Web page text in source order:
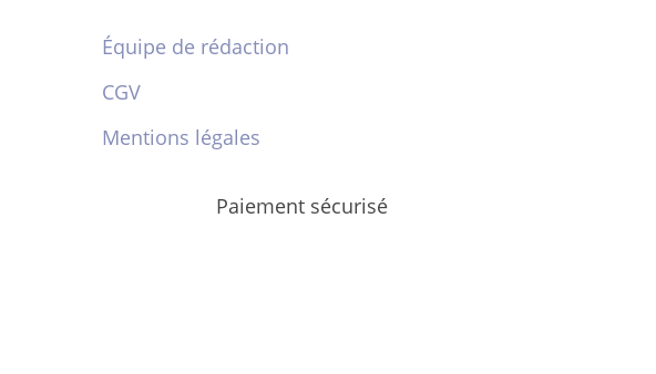
Équipe de rédaction
CGV
Mentions légales
Paiement sécurisé